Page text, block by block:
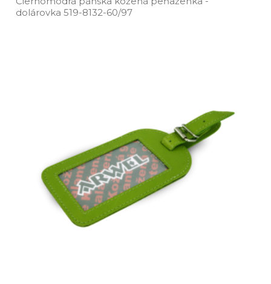
dolárovka 519­-8132­-60/97